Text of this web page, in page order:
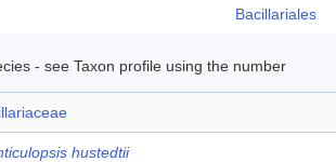
Bacillariales
- see Taxon profile using the number
hustedtii